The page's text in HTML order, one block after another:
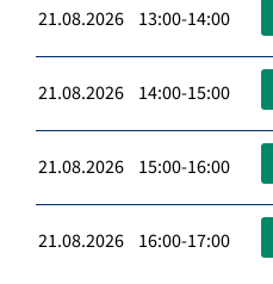
21.08.2026 13:00-14:00
21.08.2026 14:00-15:00
21.08.2026 15:00-16:00
21.08.2026 16:00-17:00